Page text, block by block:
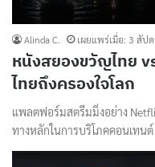
Alinda C. เผยแพร่เมื่อ: 3 สัป
หนังสยองขวัญไทย
ไทยถึงครองใจโลก
แพลตฟอร์มสตรีมมิ่งอย่าง
ทางหลักในการบริโภคคอนเทน